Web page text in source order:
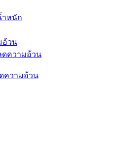
ำหนัก
อ้วน
ดความอ้วน
ความอ้วน